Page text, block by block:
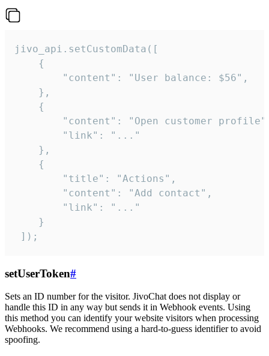
jivo_api.setCustomData([
    {
        "content": "User balance: $56",
    },
    {
"content": "Open customer
        "link": "..."
    },
    {
        "title": "Actions",
        "content": "Add contact",
        "link": "..."
    }
]);
setUserToken#
Sets an ID number for the visitor. JivoChat does not display or
handle this ID in any way but sends it in Webhook events. Using
this method you can identify your website visitors when processing
Webhooks. We recommend using a hard-to-guess identifier to avoid
spoofing.